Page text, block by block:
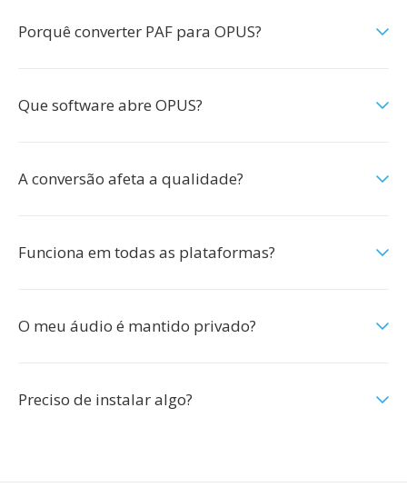
Porquê converter PAF para OPUS?
Que software abre OPUS?
A conversão afeta a qualidade?
Funciona em todas as plataformas?
O meu áudio é mantido privado?
Preciso de instalar algo?